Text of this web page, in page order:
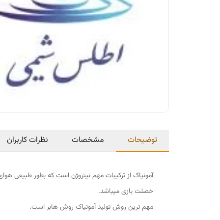
توضیحات مشخصات نظرات کاربران
آمونیاک از ترکیبات مهم نیتروژن است که بطور طبیعی
خصلت بازی میباشد.
مهم ترین روش تولید آمونیاک روش هابر است.